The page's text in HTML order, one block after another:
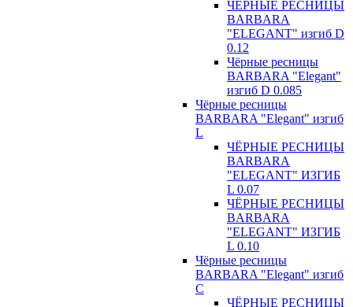
ЧЁРНЫЕ РЕСНИЦЫ
BARBARA
"ELEGANT" изгиб D
0.12
Чёрные ресницы
BARBARA "Elegant"
изгиб D 0.085
Чёрные ресницы
BARBARA "Elegant" изгиб
L
ЧЁРНЫЕ РЕСНИЦЫ
BARBARA
"ELEGANT" ИЗГИБ
L 0.07
ЧЁРНЫЕ РЕСНИЦЫ
BARBARA
"ELEGANT" ИЗГИБ
L 0.10
Чёрные ресницы
BARBARA "Elegant" изгиб
С
ЧЁРНЫЕ РЕСНИЦЫ